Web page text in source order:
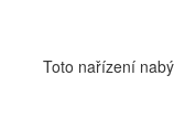
Toto nařízení